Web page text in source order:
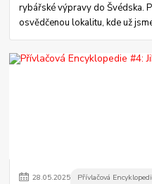
rybářské výpravy do Švédska.
osvědčenou lokalitu, kde už
28.05.2025 Přívlačová